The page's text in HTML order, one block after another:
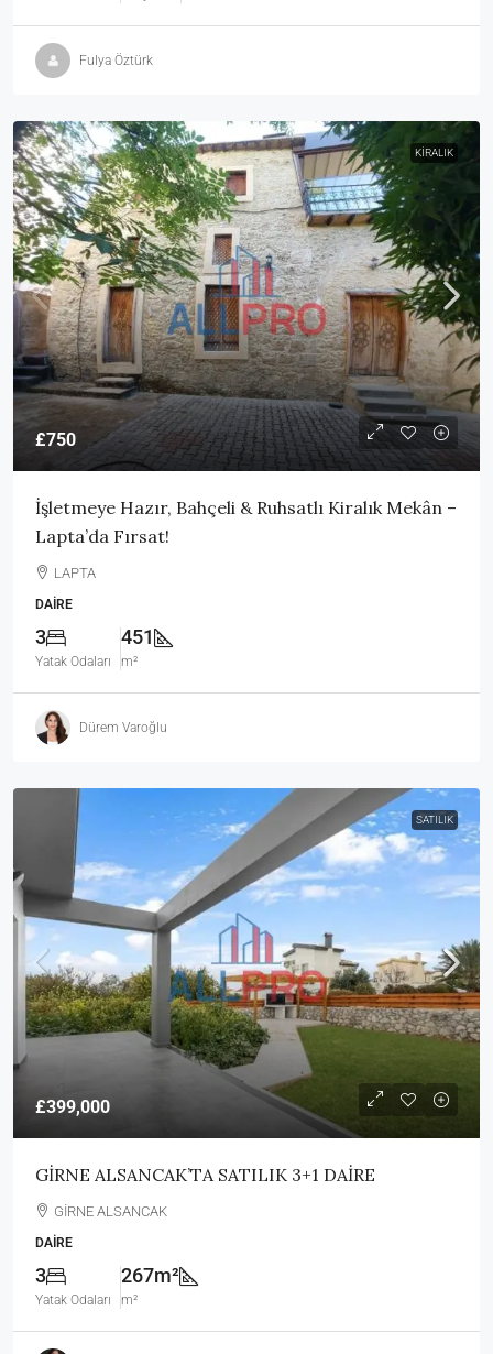
Fulya Öztürk
KIRALIK
£750
İşletmeye Hazır, Bahçeli & Ruhsatlı Kiralık Mekân –
Lapta’da Fırsat!
LAPTA
DAIRE
3
Yatak Odaları
451
m²
Dürem Varoğlu
SATILIK
£399,000
GİRNE ALSANCAK’TA SATILIK 3+1 DAİRE
GİRNE ALSANCAK
DAIRE
3
Yatak Odaları
267m²
m²